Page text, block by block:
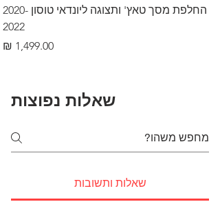
החלפת מסך טאץ' ותצוגה ליונדאי טוסון 2020-
2022
מחיר
שאלות נפוצות
שאלות ותשובות